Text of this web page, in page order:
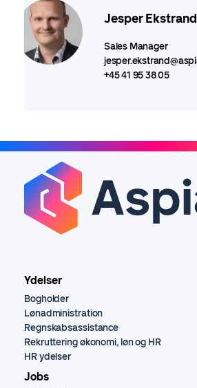
Jesper Ekstrand
Sales Manager
+45 41 95 38 05
Ydelser
Bogholder
Lønadministration
Regnskabsassistance
Rekruttering økonomi, løn og HR
HR ydelser
Jobs